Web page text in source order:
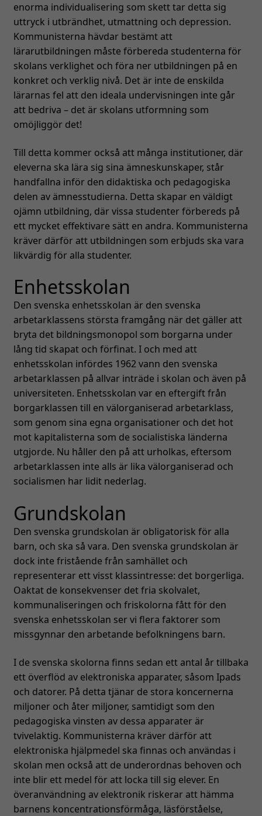
enorma individualisering som skett tar detta sig
uttryck i utbrändhet, utmattning och depression.
Kommunisterna hävdar bestämt att
lärarutbildningen måste förbereda studenterna för
skolans verklighet och föra ner utbildningen på en
konkret och verklig nivå. Det är inte de enskilda
lärarnas fel att den ideala undervisningen inte går
att bedriva – det är skolans utformning som
omöjliggör det!
Till detta kommer också att många institutioner, där
eleverna ska lära sig sina ämneskunskaper, står
handfallna inför den didaktiska och pedagogiska
delen av ämnesstudierna. Detta skapar en väldigt
ojämn utbildning, där vissa studenter förbereds på
ett mycket effektivare sätt en andra. Kommunisterna
kräver därför att utbildningen som erbjuds ska vara
likvärdig för alla studenter.
Enhetsskolan
Den svenska enhetsskolan är den svenska
arbetarklassens största framgång när det gäller att
bryta det bildningsmonopol som borgarna under
lång tid skapat och förfinat. I och med att
enhetsskolan infördes 1962 vann den svenska
arbetarklassen på allvar inträde i skolan och även på
universiteten. Enhetsskolan var en eftergift från
borgarklassen till en välorganiserad arbetarklass,
som genom sina egna organisationer och det hot
mot kapitalisterna som de socialistiska länderna
utgjorde. Nu håller den på att urholkas, eftersom
arbetarklassen inte alls är lika välorganiserad och
socialismen har lidit nederlag.
Grundskolan
Den svenska grundskolan är obligatorisk för alla
barn, och ska så vara. Den svenska grundskolan är
dock inte fristående från samhället och
representerar ett visst klassintresse: det borgerliga.
Oaktat de konsekvenser det fria skolvalet,
kommunaliseringen och friskolorna fått för den
svenska enhetsskolan ser vi flera faktorer som
missgynnar den arbetande befolkningens barn.
I de svenska skolorna finns sedan ett antal år tillbaka
ett överflöd av elektroniska apparater, såsom Ipads
och datorer. På detta tjänar de stora koncernerna
miljoner och åter miljoner, samtidigt som den
pedagogiska vinsten av dessa apparater är
tvivelaktig. Kommunisterna kräver därför att
elektroniska hjälpmedel ska finnas och användas i
skolan men också att de underordnas behoven och
inte blir ett medel för att locka till sig elever. En
överanvändning av elektronik riskerar att hämma
barnens koncentrationsförmåga, läsförståelse,